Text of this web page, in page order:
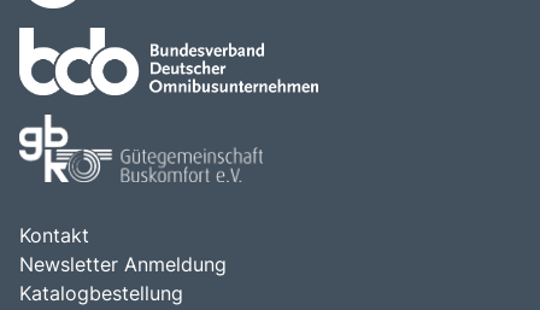
Kontakt
Newsletter Anmeldung
Katalogbestellung